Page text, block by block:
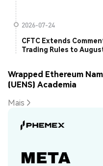
2026-07-24
CFTC Extends
Trading Rules to
Wrapped Ethereum
(UENS) Academia
Mais